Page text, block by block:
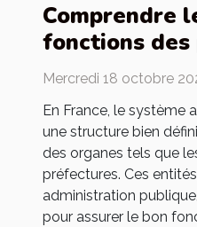
Comprendre
fonctions
sous-
Mercredi 18 octobre
En France, le système
une structure bien
des organes tels que
préfectures. Ces
administration
pour assurer le bon